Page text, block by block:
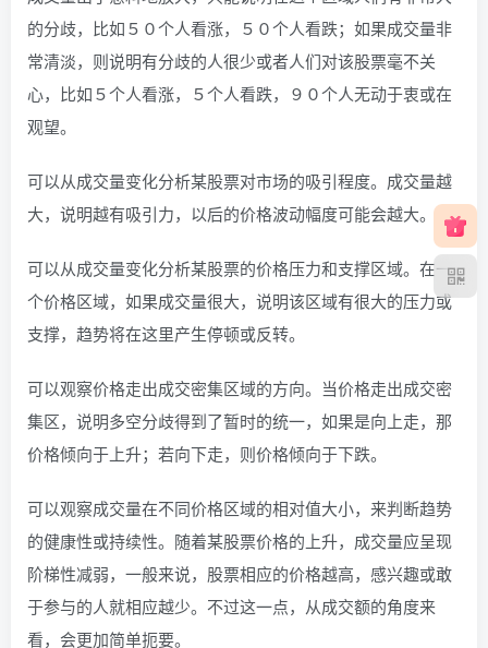
的分歧，比如５０个人看涨，５０个人看跌；如果成交量非
常清淡，则说明有分歧的人很少或者人们对该股票毫不关
心，比如５个人看涨，５个人看跌，９０个人无动于衷或在
观望。
可以从成交量变化分析某股票对市场的吸引程度。成交量越
大，说明越有吸引力，以后的价格波动幅度可能会越大。
可以从成交量变化分析某股票的价格压力和支撑区域。在一
个价格区域，如果成交量很大，说明该区域有很大的压力或
支撑，趋势将在这里产生停顿或反转。
可以观察价格走出成交密集区域的方向。当价格走出成交密
集区，说明多空分歧得到了暂时的统一，如果是向上走，那
价格倾向于上升；若向下走，则价格倾向于下跌。
可以观察成交量在不同价格区域的相对值大小，来判断趋势
的健康性或持续性。随着某股票价格的上升，成交量应呈现
阶梯性减弱，一般来说，股票相应的价格越高，感兴趣或敢
于参与的人就相应越少。不过这一点，从成交额的角度来
看，会更加简单扼要。